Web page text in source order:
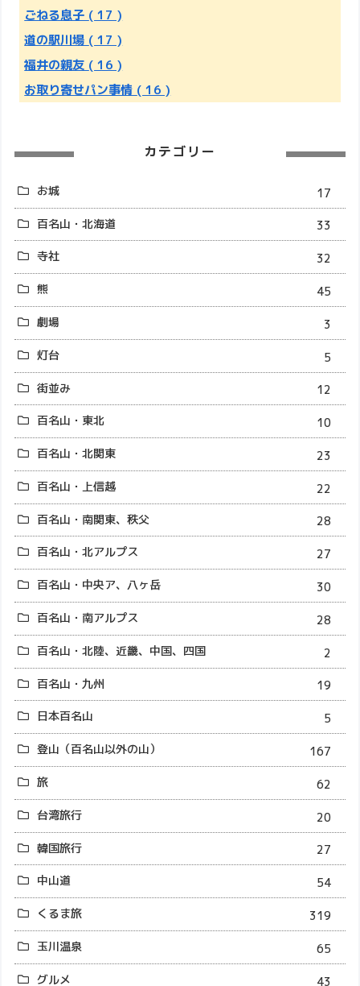
ごねる息子 ( 17 )
道の駅川場 ( 17 )
福井の親友 ( 16 )
お取り寄せパン事情 ( 16 )
カテゴリー
お城
17
百名山・北海道
33
寺社
32
熊
45
劇場
3
灯台
5
街並み
12
百名山・東北
10
百名山・北関東
23
百名山・上信越
22
百名山・南関東、秩父
28
百名山・北アルプス
27
百名山・中央ア、八ヶ岳
30
百名山・南アルプス
28
百名山・北陸、近畿、中国、四国
2
百名山・九州
19
日本百名山
5
登山（百名山以外の山）
167
旅
62
台湾旅行
20
韓国旅行
27
中山道
54
くるま旅
319
玉川温泉
65
グルメ
43